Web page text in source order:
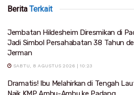
Berita Terkait
Jembatan Hildesheim Diresmikan di
Jadi Simbol Persahabatan 38 Tahun
Jerman
SABTU, 8 AGUSTUS 2026 | 10:23
Dramatis! Ibu Melahirkan di Tengah